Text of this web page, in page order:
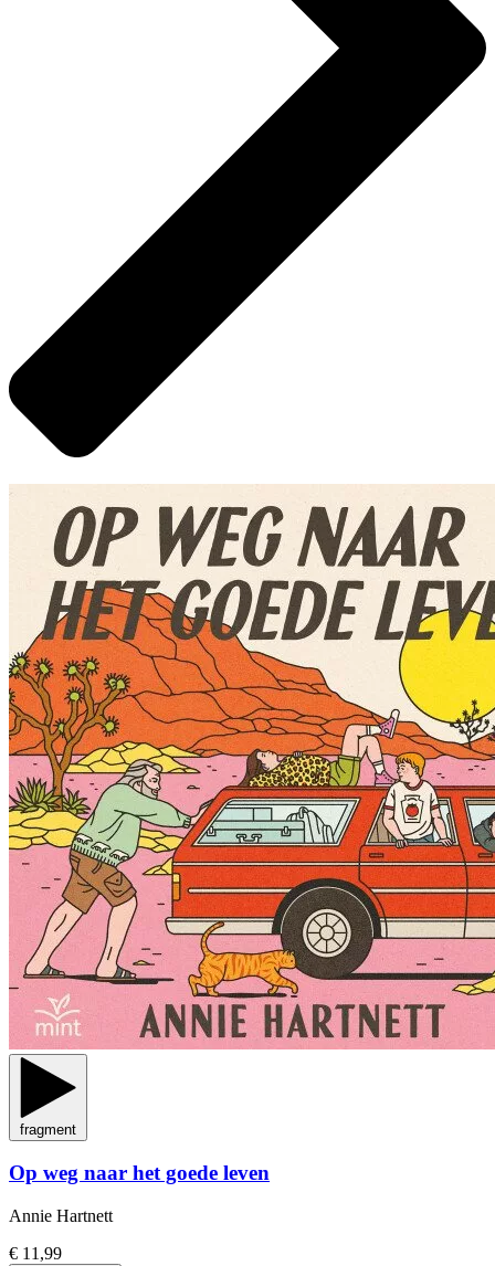
fragment
Op weg naar het goede leven
Annie Hartnett
€ 11,99